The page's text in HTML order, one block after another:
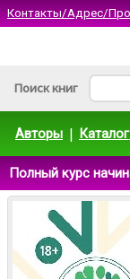
Контакты/Адрес/
Поиск книг
Авторы |
Полный курс